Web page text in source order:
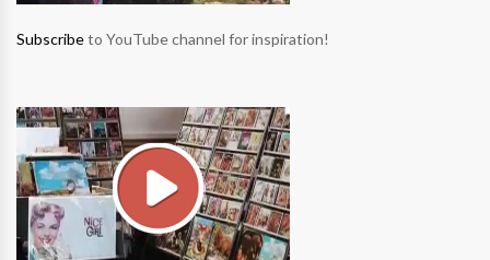
Subscribeto YouTube channel for inspiration!